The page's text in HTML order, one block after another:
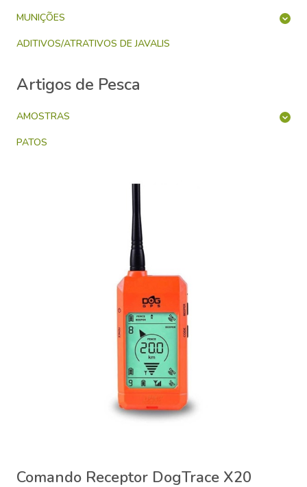
MUNIÇÕES
ADITIVOS/ATRATIVOS DE JAVALIS
Artigos de Pesca
AMOSTRAS
PATOS
Comando Receptor DogTrace X20